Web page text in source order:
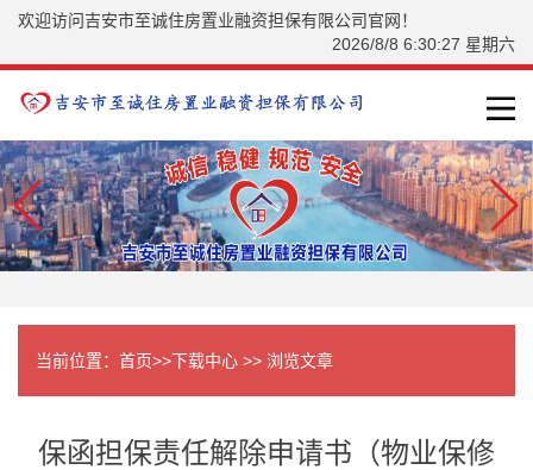
欢迎访问吉安市至诚住房置业融资担保有限公司官网！
2026/8/8 6:30:27 星期六
当前位置： 首页>>下载中心 >> 浏览文章
保函担保责任解除申请书（物业保修